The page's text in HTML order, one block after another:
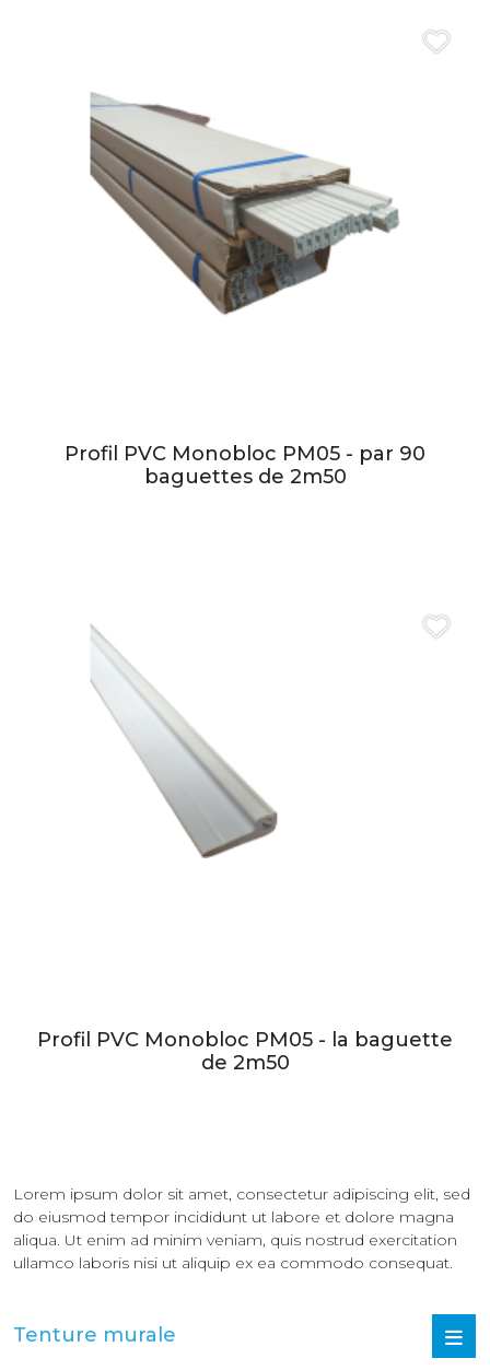
Profil PVC Monobloc PM05 - par 90
baguettes de 2m50
Profil PVC Monobloc PM05 - la baguette
de 2m50
Lorem ipsum dolor sit amet, consectetur adipiscing elit, sed
do eiusmod tempor incididunt ut labore et dolore magna
aliqua. Ut enim ad minim veniam, quis nostrud exercitation
ullamco laboris nisi ut aliquip ex ea commodo consequat.
Tenture murale